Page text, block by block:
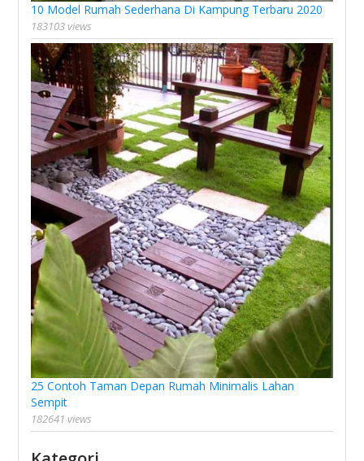
10 Model Rumah Sederhana Di Kampung Terbaru 2020
183103 views
25 Contoh Taman Depan Rumah Minimalis Lahan
Sempit
182641 views